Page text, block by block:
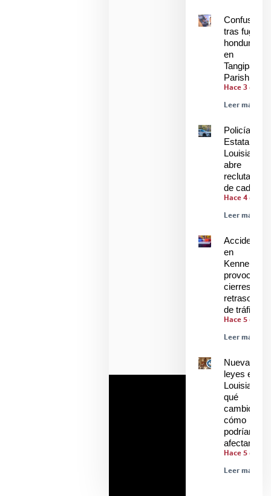
Confusión
tras fuga de
hondureños
en
Tangipahoa
Parish
Hace 3 días
Leer más »
Policía
Estatal de
Louisiana
abre
de cadetes
Hace 4 días
Leer más »
Accidente
en
Kenner
provoca
cierres y
retrasos
de tráfico
Hace 5 días
Leer más »
Nuevas
leyes en
Louisiana:
qué
cambió y
cómo
podrían
afectarle
Hace 5 días
Leer más »